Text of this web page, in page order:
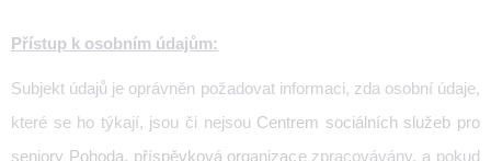
Přístup k osobním údajům:
Subjekt údajů je oprávněn požadovat informaci, zda osobní údaje,
které se ho týkají, jsou či nejsou Centrem sociálních služeb pro
seniory Pohoda, příspěvková organizacezpracovávány, a pokud